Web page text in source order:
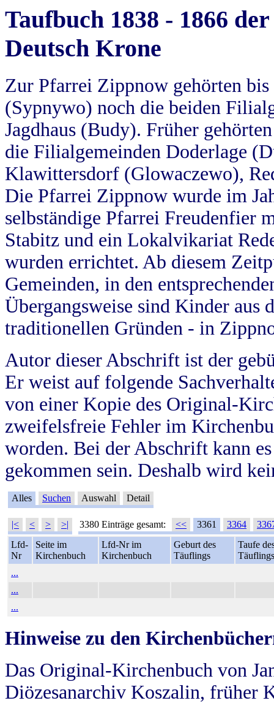
Taufbuch 1838 - 1866
Deutsch Krone
Zur Pfarrei Zippnow gehörten
(Sypnywo) noch die beiden
Jagdhaus (Budy). Früher
die Filialgemeinden Doderlage
Klawittersdorf (Glowaczewo),
Die Pfarrei Zippnow wurde im
selbständige Pfarrei Freudenfier
Stabitz und ein Lokalvikariat
wurden errichtet. Ab diesem
Gemeinden, in den
Übergangsweise sind Kinder aus
traditionellen Gründen - in
Autor dieser Abschrift ist der
Er weist auf folgende
von einer Kopie des Original-
zweifelsfreie Fehler im
worden. Bei der Abschrift kann
gekommen sein. Deshalb wird
Alles Suchen Auswahl Detail
|< < > >| 3380 Einträge gesamt: << 3361 3364
Lfd-
Nr
Seite im
Kirchenbuch
Lfd-Nr im
Kirchenbuch
Geburt des
Täuflings
Taufe
Täuflings
...
...
...
Hinweise zu den
Das Original-Kirchenbuch von
Diözesanarchiv Koszalin, früher